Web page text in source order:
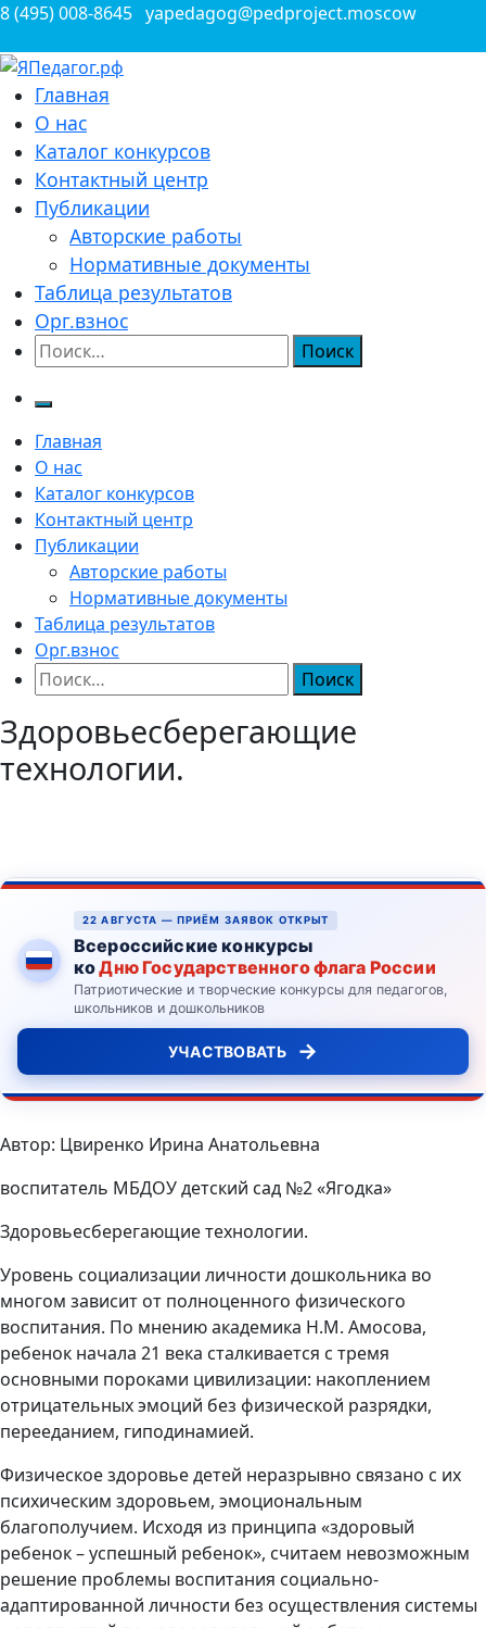
Перейти
содержимому
8 (495) 008-8645 yapedagog@pedproject.moscow
ЯПедагог.рф
Всероссийские конкурсы для педагогов
Главная
О нас
Каталог конкурсов
Контактный центр
Публикации
Авторские работы
Нормативные документы
Таблица результатов
Орг.взнос
Найти:
Главная
О нас
Каталог конкурсов
Контактный центр
Публикации
Авторские работы
Нормативные документы
Таблица результатов
Орг.взнос
Найти:
Здоровьесберегающие
технологии.
22 АВГУСТА — ПРИЁМ ЗАЯВОК ОТКРЫТ
Всероссийские конкурсы
коДню Государственного флага России
Патриотические и творческие конкурсы для педагогов,
школьников и дошкольников
УЧАСТВОВАТЬ →
Автор: Цвиренко Ирина Анатольевна
воспитатель МБДОУ детский сад №2 «Ягодка»
Здоровьесберегающие технологии.
Уровень социализации личности дошкольника во
многом зависит от полноценного физического
воспитания. По мнению академика Н.М. Амосова,
ребенок начала 21 века сталкивается с тремя
основными пороками цивилизации: накоплением
отрицательных эмоций без физической разрядки,
перееданием, гиподинамией.
Физическое здоровье детей неразрывно связано с их
психическим здоровьем, эмоциональным
благополучием. Исходя из принципа «здоровый
ребенок – успешный ребенок», считаем невозможным
решение проблемы воспитания социально-
адаптированной личности без осуществления системы